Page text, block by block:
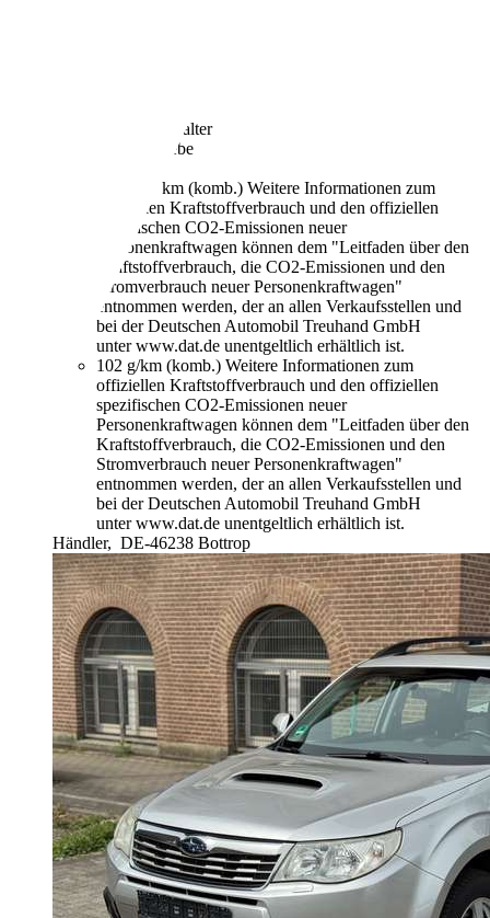
1 Fahrzeughalter
Schaltgetriebe
4,4 l/100 km (komb.) Weitere Informationen zum
offiziellen Kraftstoffverbrauch und den offiziellen
spezifischen CO2-Emissionen neuer
Personenkraftwagen können dem "Leitfaden über den
Kraftstoffverbrauch, die CO2-Emissionen und den
Stromverbrauch neuer Personenkraftwagen"
entnommen werden, der an allen Verkaufsstellen und
bei der Deutschen Automobil Treuhand GmbH
unter www.dat.de unentgeltlich erhältlich ist.
102 g/km (komb.) Weitere Informationen zum
offiziellen Kraftstoffverbrauch und den offiziellen
spezifischen CO2-Emissionen neuer
Personenkraftwagen können dem "Leitfaden über den
Kraftstoffverbrauch, die CO2-Emissionen und den
Stromverbrauch neuer Personenkraftwagen"
entnommen werden, der an allen Verkaufsstellen und
bei der Deutschen Automobil Treuhand GmbH
unter www.dat.de unentgeltlich erhältlich ist.
Händler, DE-46238 Bottrop